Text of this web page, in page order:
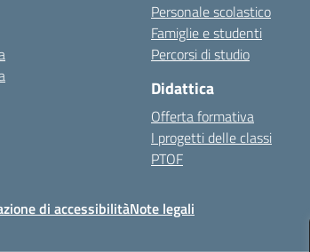
Personale scolastico
Famiglie e studenti
Percorsi di studio
Didattica
Offerta formativa
I progetti delle classi
PTOF
di accessibilitàNote legali